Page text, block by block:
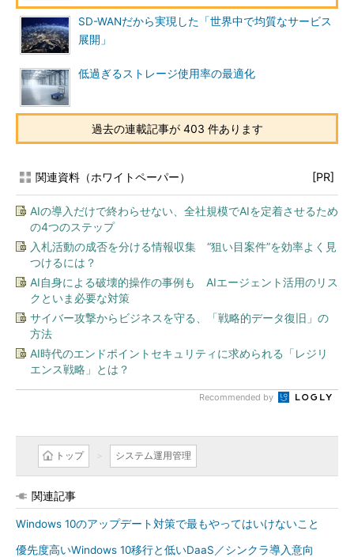
SD-WANだから実現した「世界中で均質なサービス
展開」
低過ぎるストレージ使用率の最適化
過去の連載記事が 403 件あります
関連資料（ホワイトペーパー） [PR]
AIの導入だけで終わらせない、全社規模でAIを定着させるため
の4つのステップ
入札活動の成否を分ける情報収集 “狙い目案件”を効率よく見
つけるには？
AI自身による破壊的操作の事例も AIエージェント活用のリス
クといま必要な対策
サイバー攻撃からビジネスを守る、「戦略的データ復旧」の
方法
AI時代のエンドポイントセキュリティに求められる「レジリ
エンス戦略」とは？
Recommended by
トップ システム運用管理
関連記事
Windows 10のアップデート対策で最もやってはいけないこと
優先度高いWindows 10移行と低いDaaS／シンクラ導入意向